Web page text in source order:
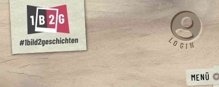
MENÜ
LOG IN